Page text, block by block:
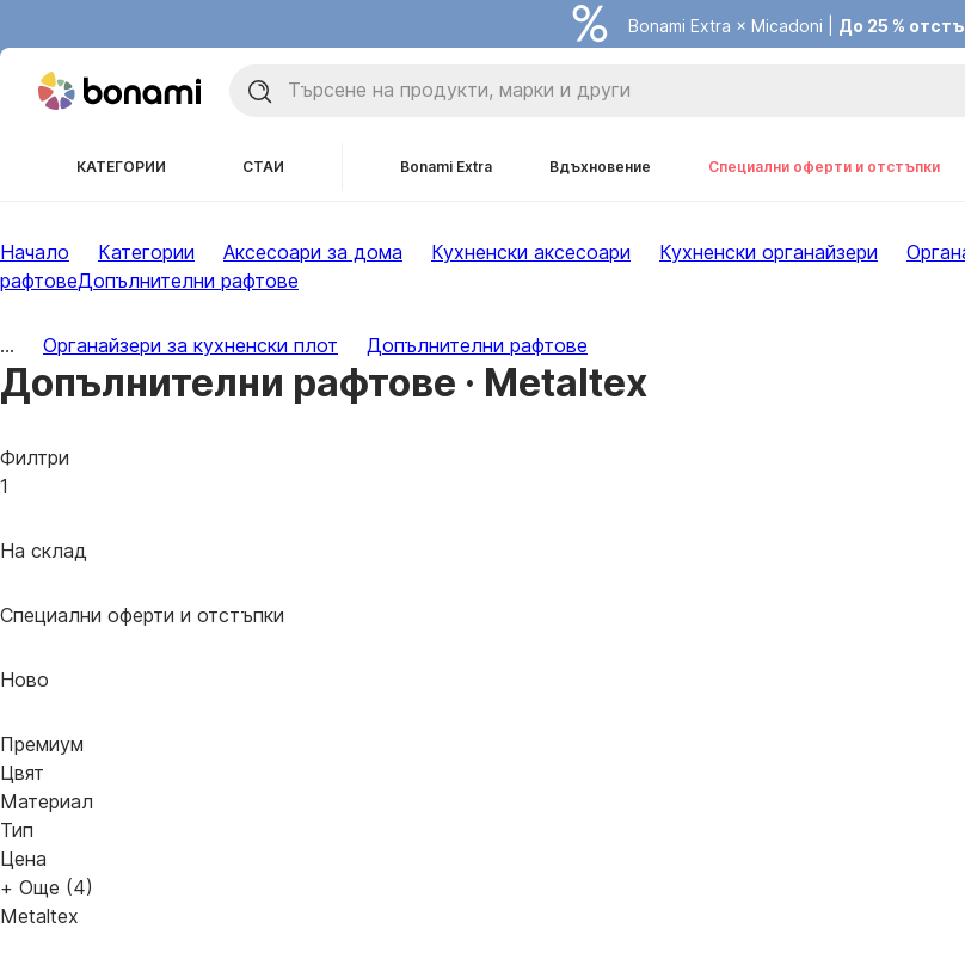
Bonami Extra × Micadoni | До 25 %
КАТЕГОРИИ СТАИ Bonami Extra Вдъхновение Специални оферти и отстъпки
Начало Категории Аксесоари за дома Кухненски аксесоари Кухненски органайзери
рафтовеДопълнителни рафтове
... Органайзери за кухненски плот Допълнителни рафтове
Допълнителни рафтове · Metaltex
Филтри
1
На склад
Специални оферти и отстъпки
Новo
Премиум
Цвят
Материал
Тип
Цена
+ Още (4)
Metaltex